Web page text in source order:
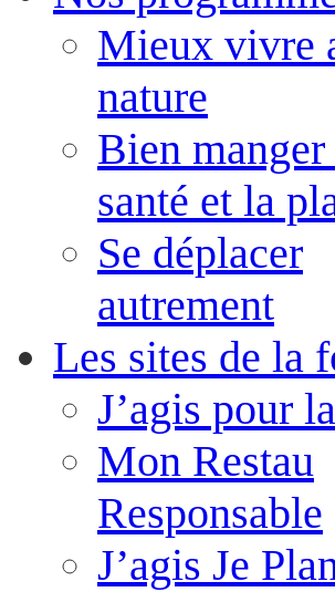
Mieux vivre
nature
Bien
santé et la
Se déplacer
autrement
Les sites de la
J’agis pour
Mon Restau
Responsable
J’agis Je